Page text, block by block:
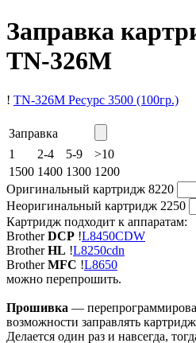
Заправка
TN-326M
! TN-326M Ресурс 3500 (100гр.)
Заправка
1
2-4 5-9
>10
1500 1400 1300 1200
Оригинальный картридж 8220
Неоригинальный картридж 2250
Картридж подходит к аппаратам:
BrotherDCP !L8450CDW
BrotherHL !L8250cdn
BrotherMFC !L8650
можно перепрошить.
Прошивка —
возможности заправлять
Делается один раз и навсегда,